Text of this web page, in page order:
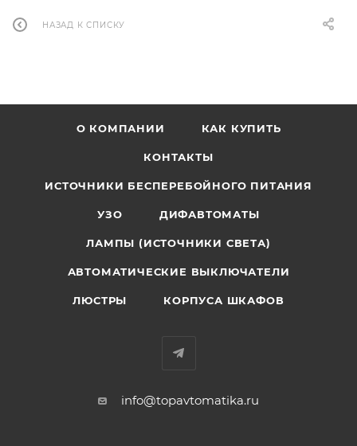
НАЗАД К СПИСКУ
О КОМПАНИИ КАК КУПИТЬ
КОНТАКТЫ
ИСТОЧНИКИ БЕСПЕРЕБОЙНОГО ПИТАНИЯ
УЗО ДИФАВТОМАТЫ
ЛАМПЫ (ИСТОЧНИКИ СВЕТА)
АВТОМАТИЧЕСКИЕ ВЫКЛЮЧАТЕЛИ
ЛЮСТРЫ КОРПУСА ШКАФОВ
info@topavtomatika.ru